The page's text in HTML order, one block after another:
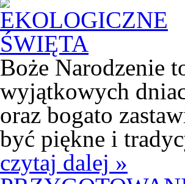
Boże Narodzenie
wyjątkowych
oraz bogato
być piękne i
czytaj dalej »